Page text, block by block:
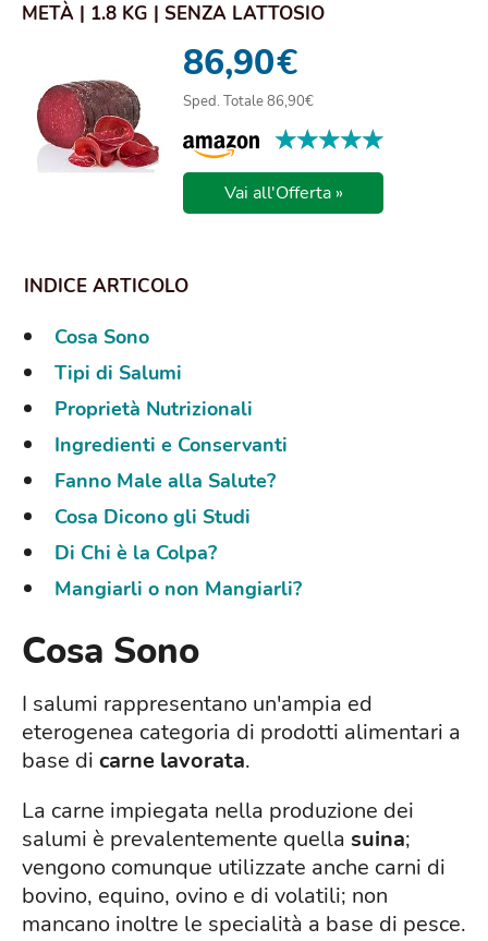
METÀ | 1.8 KG | SENZA LATTOSIO
86,90€
Sped. Totale 86,90€
★★★★★
★★★★★
Vai all'Offerta »
Cosa Sono
Tipi di Salumi
Proprietà Nutrizionali
Ingredienti e Conservanti
Fanno Male alla Salute?
Cosa Dicono gli Studi
Di Chi è la Colpa?
Mangiarli o non Mangiarli?
Cosa Sono
I salumi rappresentano un'ampia ed
eterogenea categoria di prodotti alimentari a
base di carne lavorata.
La carne impiegata nella produzione dei
salumi è prevalentemente quella suina;
vengono comunque utilizzate anche carni di
bovino, equino, ovino e di volatili; non
mancano inoltre le specialità a base di pesce.